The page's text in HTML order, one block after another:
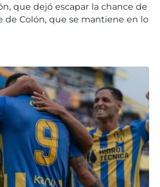
que dejó escapar la chance de
de Colón, que se mantiene en lo